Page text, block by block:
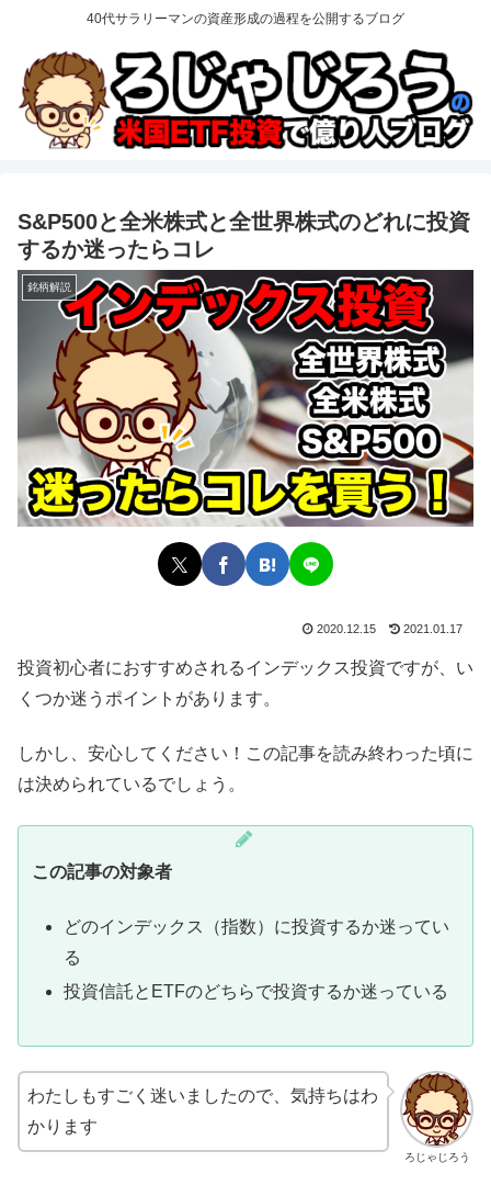
40代サラリーマンの資産形成の過程を公開するブログ
S&P500と全米株式と全世界株式のどれに投資
するか迷ったらコレ
銘柄解説
2020.12.15 2021.01.17
投資初心者におすすめされるインデックス投資ですが、い
くつか迷うポイントがあります。
しかし、安心してください！この記事を読み終わった頃に
は決められているでしょう。
この記事の対象者
どのインデックス（指数）に投資するか迷ってい
る
投資信託とETFのどちらで投資するか迷っている
ろじゃじろう
わたしもすごく迷いましたので、気持ちはわ
かります